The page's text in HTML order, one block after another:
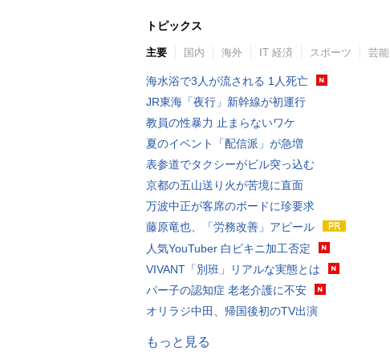
トピックス
主要 国内 海外 IT 経済 スポーツ 芸能
海水浴で3人が流される 1人死亡
JR東海「夜行」新幹線が初運行
教員の性暴力 止まらないワケ
夏のイベント「配信派」が急増
表参道でタクシーがビル突っ込む
京都の五山送り火が苦境に直面
万波中正が客席のボードに珍要求
藤原竜也、「労務改善」アピール
人気YouTuber 白ビキニ加工否定
VIVANT「別班」リアルな実態とは
パー子の認知症 老老介護に不安
オリラジ中田、帰国後初のTV出演
もっと見る